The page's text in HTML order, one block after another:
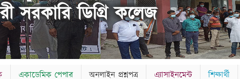
সরকারি ডিগ্রি কলেজ
একাডেমিক পেপার অনলাইন প্রশ্নপত্র এ্যাসাইনমেন্ট শিক্ষার্থী